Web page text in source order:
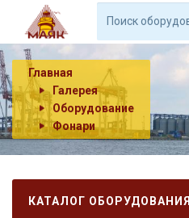
Главная
Галерея
Оборудование
Фонари
КАТАЛОГ ОБОРУДОВАНИЯ